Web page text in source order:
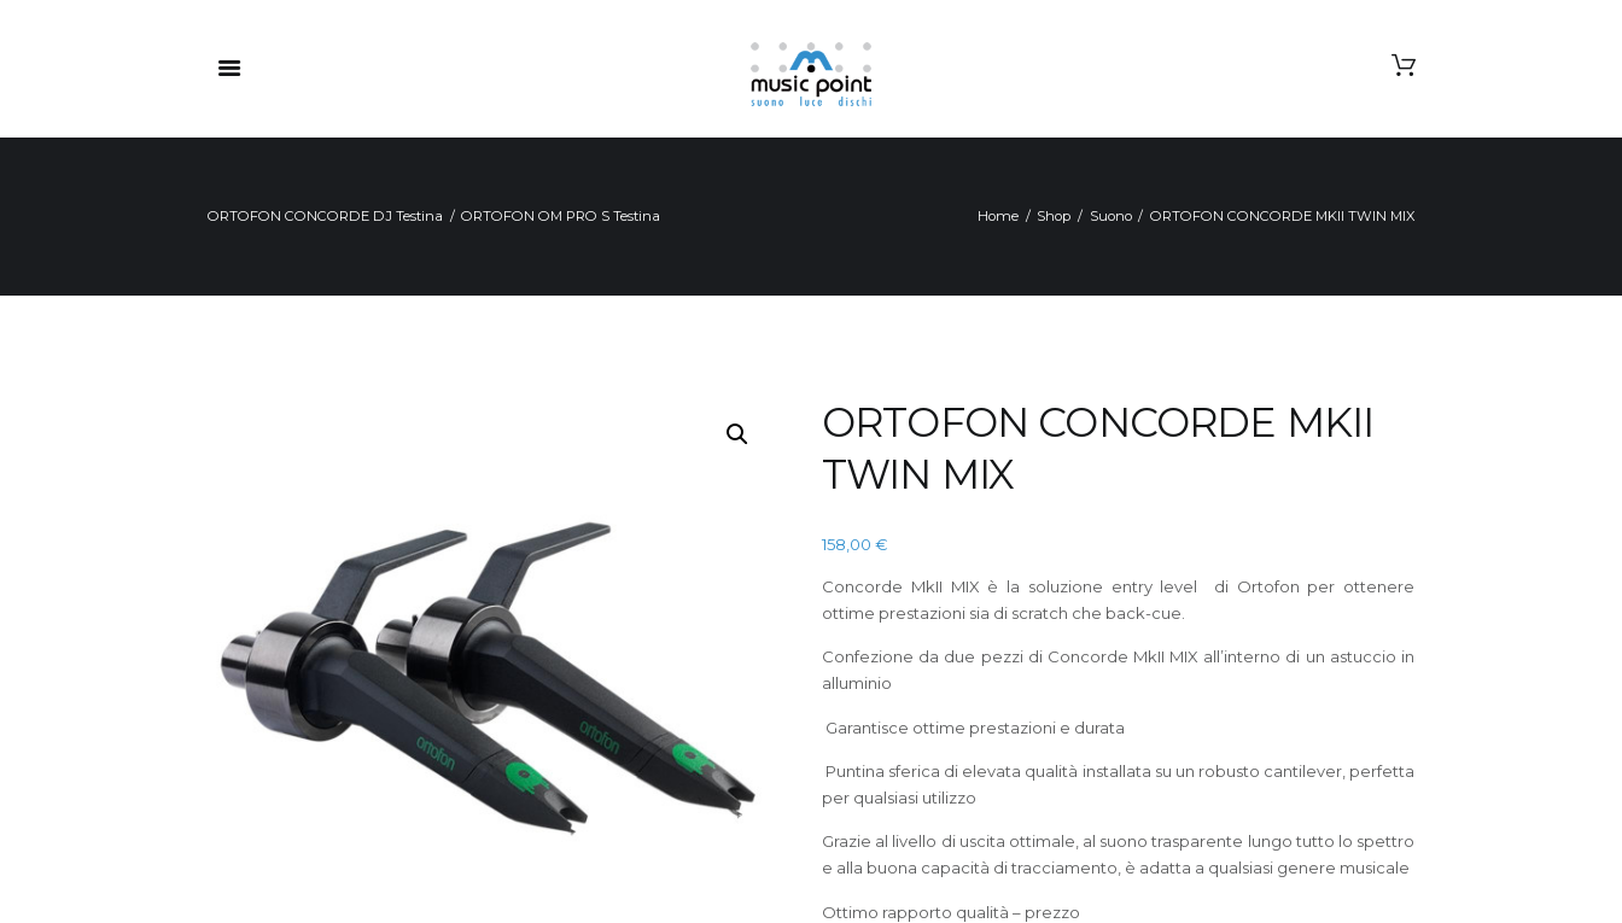
ORTOFON CONCORDE DJ Testina ORTOFON OM PRO S Testina Home Shop Suono ORTOFON CONCORDE MKII TWIN MIX
ORTOFON CONCORDE MKII
TWIN MIX
158,00 €
Concorde MkII MIX è la soluzione entry level di Ortofon per ottenere
ottime prestazioni sia di scratch che back-cue.
Confezione da due pezzi di Concorde MkII MIX all’interno di un astuccio in
alluminio
Garantisce ottime prestazioni e durata
Puntina sferica di elevata qualità installata su un robusto cantilever, perfetta
per qualsiasi utilizzo
Grazie al livello di uscita ottimale, al suono trasparente lungo tutto lo spettro
e alla buona capacità di tracciamento, è adatta a qualsiasi genere musicale
Ottimo rapporto qualità – prezzo